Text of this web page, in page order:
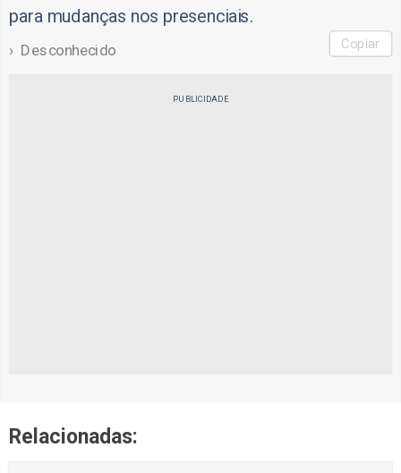
para mudanças nos presenciais.
Desconhecido Copiar
PUBLICIDADE
Relacionadas: